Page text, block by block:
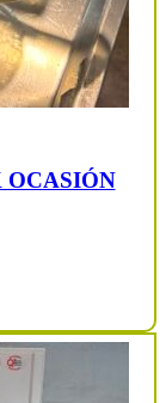
OCASIÓN